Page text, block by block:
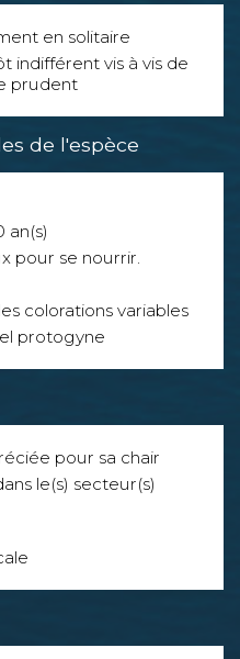
en solitaire
indifférent vis à vis de
prudent
de l'espèce
an(s)
pour se nourrir.
colorations variables
protogyne
pour sa chair
le(s) secteur(s)